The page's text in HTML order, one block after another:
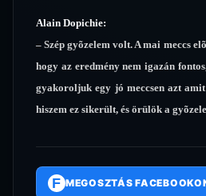
Alain Dopichie:
– Szép gyõzelem volt. A mai meccs
hogy az eredmény nem igazán
gyakoroljuk egy jó meccsen azt
hiszem ez sikerült, és örülök a
F MEGOSZTÁS